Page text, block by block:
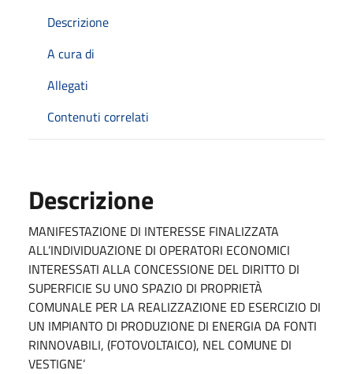
Descrizione
A cura di
Allegati
Contenuti correlati
Descrizione
MANIFESTAZIONE DI INTERESSE FINALIZZATA
ALL’INDIVIDUAZIONE DI OPERATORI ECONOMICI
INTERESSATI ALLA CONCESSIONE DEL DIRITTO DI
SUPERFICIE SU UNO SPAZIO DI PROPRIETÀ
COMUNALE PER LA REALIZZAZIONE ED ESERCIZIO DI
UN IMPIANTO DI PRODUZIONE DI ENERGIA DA FONTI
RINNOVABILI, (FOTOVOLTAICO), NEL COMUNE DI
VESTIGNE’